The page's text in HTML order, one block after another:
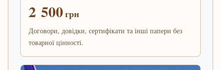
2 500грн
Договори, довідки, сертифікати та інші папери без
товарної цінності.